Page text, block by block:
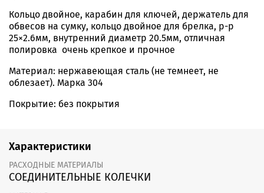
Кольцо двойное, карабин для ключей, держатель для
обвесов на сумку, кольцо двойное для брелка, р-р
25×2.6мм, внутренний диаметр 20.5мм, отличная
полировка очень крепкое и прочное
Материал: нержавеющая сталь (не темнеет, не
облезает). Марка 304
Покрытие: без покрытия
Характеристики
РАСХОДНЫЕ МАТЕРИАЛЫ
СОЕДИНИТЕЛЬНЫЕ КОЛЕЧКИ